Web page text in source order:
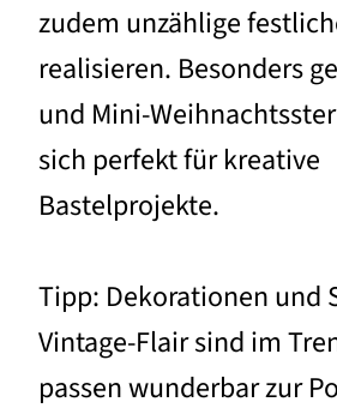
zudem unzählige
realisieren. Besonders
und Mini-
sich perfekt für kreative
Bastelprojekte.
Tipp: Dekorationen und
Vintage-Flair sind im
passen wunderbar zur